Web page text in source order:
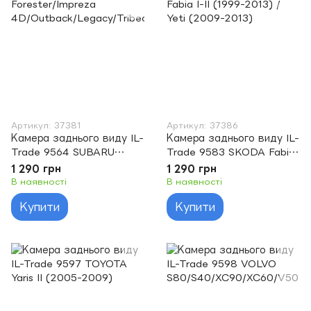
Артикул: 37381
Камера заднього виду IL-
Trade 9564 SUBARU
Forester/Impreza
4D/Outback/Legacy/Tribe
ca
1 290 грн
В наявності
Купити
Артикул: 37386
Камера заднього виду IL-
Trade 9583 SKODA Fabia
I-II (1999-2013) / Yeti
(2009-2013)
1 290 грн
В наявності
Купити